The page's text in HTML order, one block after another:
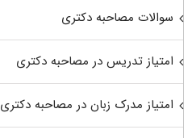
سوالات مصاحبه دکتری
امتیاز تدریس در مصاحبه دکتری
امتیاز مدرک زبان در مصاحبه دکتری